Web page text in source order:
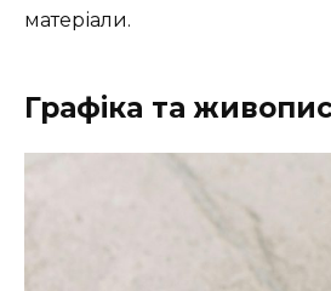
матеріали.
Графіка та